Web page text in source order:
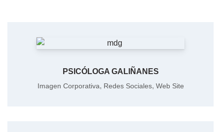
PSICÓLOGA GALIÑANES
Imagen Corporativa, Redes Sociales, Web Site